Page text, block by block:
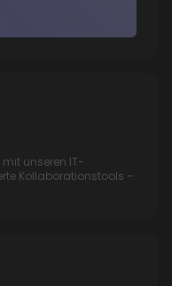
unseren IT-
Kollaborationstools –